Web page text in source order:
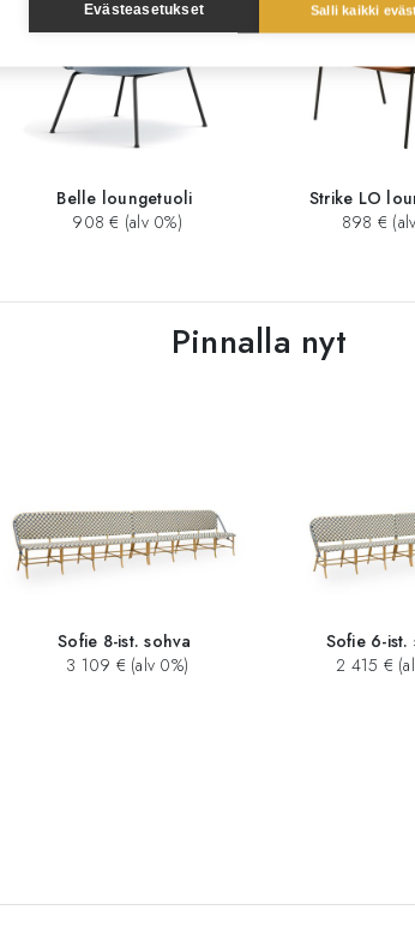
Belle loungetuoli
908 € (alv 0%)
Strike LO
898 €
Pinnalla nyt
Sofie 8-ist. sohva
3 109 € (alv 0%)
Sofie 6-ist.
2 415 €
Evästeasetukset Salli kaikki